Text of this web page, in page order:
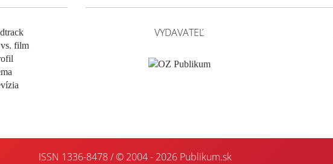
VYDAVATEĽ
film
ISSN 1336-8478 / © 2004 - 2026 Publikum.sk